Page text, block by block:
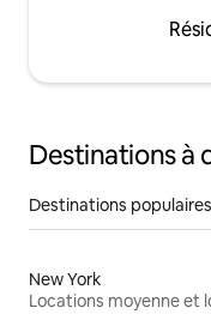
Destinations à
Destinations
New York